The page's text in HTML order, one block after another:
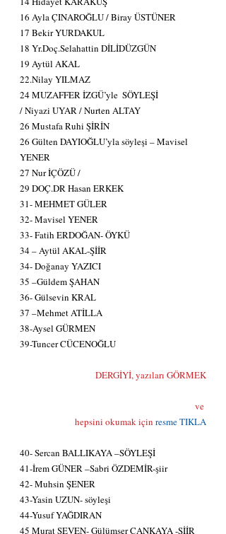
16 Ayla ÇINAROĞLU / Biray ÜSTÜNER
17 Bekir YURDAKUL
18 Yr.Doç.Selahattin DİLİDÜZGÜN
19 Aytül AKAL
22.Nilay YILMAZ
24 MUZAFFER İZGÜ’yle  SÖYLEŞİ
/ Niyazi UYAR / Nurten ALTAY
26 Mustafa Ruhi ŞİRİN
26 Gülten DAYIOĞLU’yla söyleşi – Mavisel
YENER
27 Nur İÇÖZÜ /
29 DOÇ.DR Hasan ERKEK
31- MEHMET GÜLER
32- Mavisel YENER
33- Fatih ERDOĞAN- ÖYKÜ
34 – Aytül AKAL-ŞİİR
34- Doğanay YAZICI
35 –Güldem ŞAHAN
36- Gülsevin KRAL
37 –Mehmet ATİLLA
38-Aysel GÜRMEN
39-Tuncer CÜCENOĞLU
DERGİYİ, yazıları GÖRMEK
hepsini okumak için resme TIKLA
40- Sercan BALLIKAYA –SÖYLEŞİ
41-İrem GÜNER –Sabri ÖZDEMİR-şiir
42- Muhsin ŞENER
43-Yasin UZUN- söyleşi
44-Yusuf YAĞDIRAN
45 Murat SEVEN- Gülümser ÇANKAYA -ŞİİR